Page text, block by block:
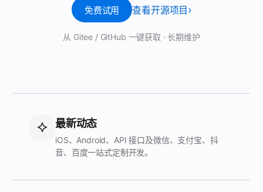
免费试用 查看开源项目
从 Gitee / GitHub 一键获取 · 长期维护
最新动态
iOS、Android、API 接口及微信、支付宝、抖
音、百度一站式定制开发。